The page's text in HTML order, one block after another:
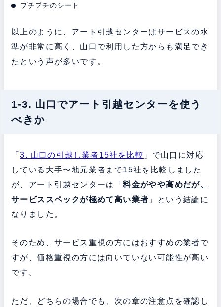
プチプチのシート
以上のように、アート引越センターはサービスの水
準が非常に高く、山口で利用した方からも満足でき
たという声が多いです。
1-3. 山口でアート引越センターを使う
べきか
「3. 山口の引越し業者15社を比較 」で山口に対応
している大手〜地元業者まで15社を比較しました
が、アート引越センターは「料金がやや高めだが、
サービススペックが極めて高い業者 」という結論に
なりました。
そのため、サービス重視の方にはおすすめの業者で
すが、価格重視の方には向いていない可能性が高い
です。
ただ、どちらの場合でも、次の章の注意点を確認し